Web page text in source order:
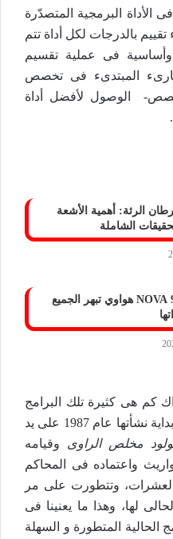
الأداة البرمجية المتصدّرة
بالدرجات لكل أداة تتم
وأساسية فى عملية تقسيم
المبتدىء فى تخصص
الوصول لأفضل أداة
الرئة: أهمية الأشعة
الشاملة
هاتف نوفا 9 NOVA هواوي تبهر الجميع
كم هى كثيرة تلك البرامج
المختصة بتقسيم الميراث، منذ بداية نشأتها عام 1987 على يد
مخلص الراوى وقيامه
واعتماده فى المحاكم
وتتطورت على مر
لها، وهذا ما يعنينا فى
الحالية المتطورة و السهلة